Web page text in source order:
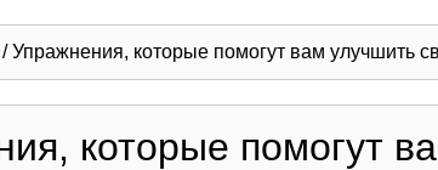
/Упражнения, которые помогут вам улучшить
которые помогут